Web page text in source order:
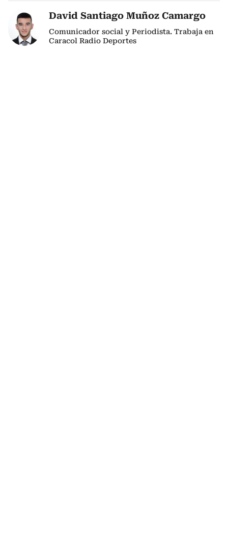
David Santiago Muñoz Camargo
Comunicador social y Periodista. Trabaja en
Caracol Radio Deportes